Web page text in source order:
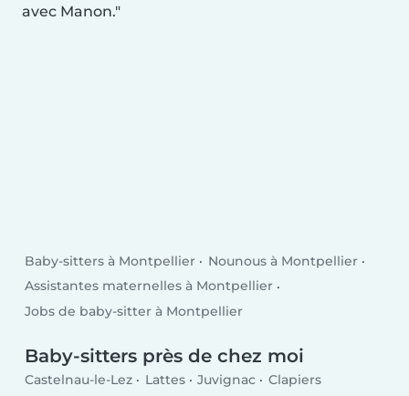
avec Manon.
Baby-sitters à Montpellier
Nounous à Montpellier
Assistantes maternelles à Montpellier
Jobs de baby-sitter à Montpellier
Baby-sitters près de chez moi
Castelnau-le-Lez Lattes Juvignac Clapiers